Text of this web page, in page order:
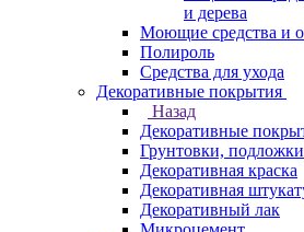
и дерева
Моющие средства и
Полироль
Средства для ухода
Декоративные покрытия
Назад
Декоративные
Грунтовки, подложки
Декоративная краска
Декоративная
Декоративный лак